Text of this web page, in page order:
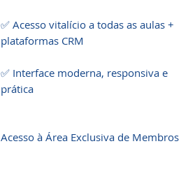
✅ Acesso vitalício a todas as aulas +
plataformas CRM
✅ Interface moderna, responsiva e
prática
Acesso à Área Exclusiva de Membros